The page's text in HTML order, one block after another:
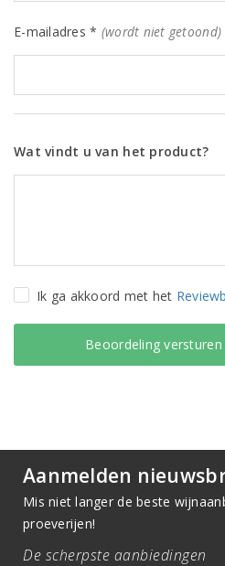
E-mailadres * (wordt niet getoond)
Wat vindt u van het product?
Ik ga akkoord met het
Aanmelden
Mis niet langer de beste
proeverijen!
De scherpste aanbiedingen